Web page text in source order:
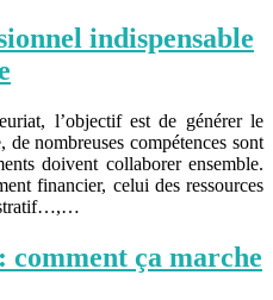
indispensable
l’objectif est de générer le
nombreuses compétences sont
doivent collaborer ensemble.
financier, celui des ressources
ça marche